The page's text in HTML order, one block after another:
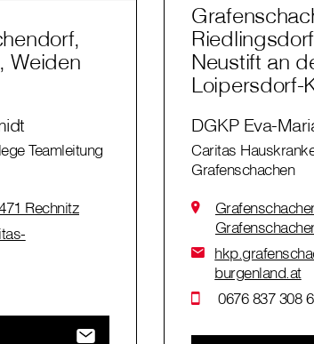
Weiden
Teamleitung
Rechnitz
Neustift an
Loipersdorf-
DGKP Eva-
Caritas
Grafenschachen
burgenland.at
0676 837 308